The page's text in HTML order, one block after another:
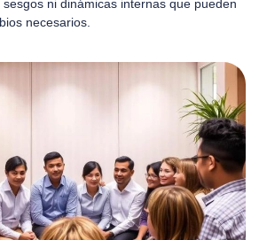
ni dinámicas internas que pueden
necesarios.